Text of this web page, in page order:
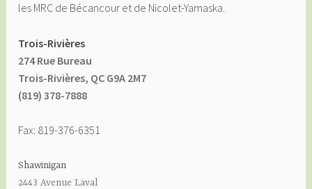
les MRC de Bécancour et de Nicolet-Yamaska.
Trois-Rivières
274 Rue Bureau
Trois-Rivières, QC G9A 2M7
(819) 378-7888
Fax: 819-376-6351
Shawinigan
2443 Avenue Laval